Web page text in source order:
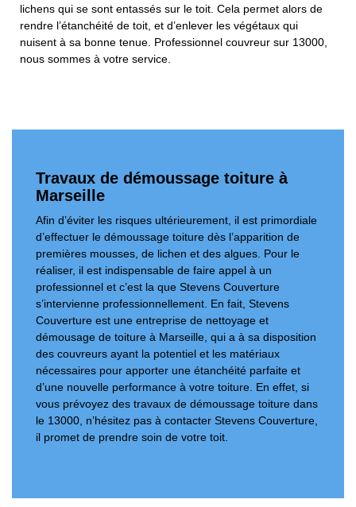
lichens qui se sont entassés sur le toit. Cela permet alors de
rendre l’étanchéité de toit, et d’enlever les végétaux qui
nuisent à sa bonne tenue. Professionnel couvreur sur 13000,
nous sommes à votre service.
Travaux de démoussage toiture à
Marseille
Afin d’éviter les risques ultérieurement, il est primordiale
d’effectuer le démoussage toiture dès l’apparition de
premières mousses, de lichen et des algues. Pour le
réaliser, il est indispensable de faire appel à un
professionnel et c’est la que Stevens Couverture
s’intervienne professionnellement. En fait, Stevens
Couverture est une entreprise de nettoyage et
démousage de toiture à Marseille, qui a à sa disposition
des couvreurs ayant la potentiel et les matériaux
nécessaires pour apporter une étanchéité parfaite et
d’une nouvelle performance à votre toiture. En effet, si
vous prévoyez des travaux de démoussage toiture dans
le 13000, n’hésitez pas à contacter Stevens Couverture,
il promet de prendre soin de votre toit.